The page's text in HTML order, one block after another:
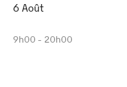
6 Août
9h00 - 20h00